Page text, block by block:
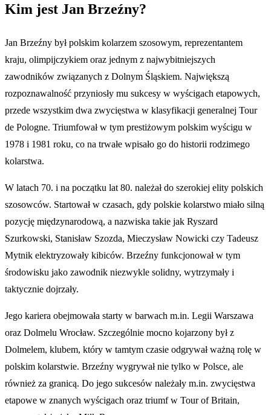
Kim jest Jan Brzeźny?
Jan Brzeźny był polskim kolarzem szosowym, reprezentantem
kraju, olimpijczykiem oraz jednym z najwybitniejszych
zawodników związanych z Dolnym Śląskiem. Największą
rozpoznawalność przyniosły mu sukcesy w wyścigach etapowych,
przede wszystkim dwa zwycięstwa w klasyfikacji generalnej Tour
de Pologne. Triumfował w tym prestiżowym polskim wyścigu w
1978 i 1981 roku, co na trwałe wpisało go do historii rodzimego
kolarstwa.
W latach 70. i na początku lat 80. należał do szerokiej elity polskich
szosowców. Startował w czasach, gdy polskie kolarstwo miało silną
pozycję międzynarodową, a nazwiska takie jak Ryszard
Szurkowski, Stanisław Szozda, Mieczysław Nowicki czy Tadeusz
Mytnik elektryzowały kibiców. Brzeźny funkcjonował w tym
środowisku jako zawodnik niezwykle solidny, wytrzymały i
taktycznie dojrzały.
Jego kariera obejmowała starty w barwach m.in. Legii Warszawa
oraz Dolmelu Wrocław. Szczególnie mocno kojarzony był z
Dolmelem, klubem, który w tamtym czasie odgrywał ważną rolę w
polskim kolarstwie. Brzeźny wygrywał nie tylko w Polsce, ale
również za granicą. Do jego sukcesów należały m.in. zwycięstwa
etapowe w znanych wyścigach oraz triumf w Tour of Britain,